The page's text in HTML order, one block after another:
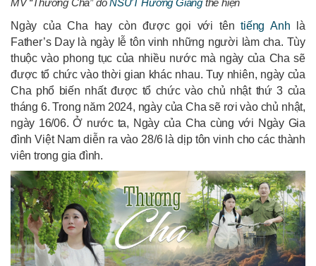
MV “Thương Cha” doNSƯT Hương Giang thể hiện
Ngày của Cha hay còn được gọi với têntiếng Anh là
Father’s Day là ngày lễ tôn vinh những người làm cha. Tùy
thuộc vào phong tục của nhiều nước mà ngày của Cha sẽ
được tổ chức vào thời gian khác nhau. Tuy nhiên, ngày của
Cha phổ biến nhất được tổ chức vào chủ nhật thứ 3 của
tháng 6. Trong năm 2024, ngày của Cha sẽ rơi vào chủ nhật,
ngày 16/06. Ở nước ta, Ngày của Cha cùng với Ngày Gia
đình Việt Nam diễn ra vào 28/6 là dịp tôn vinh cho các thành
viên trong gia đình.